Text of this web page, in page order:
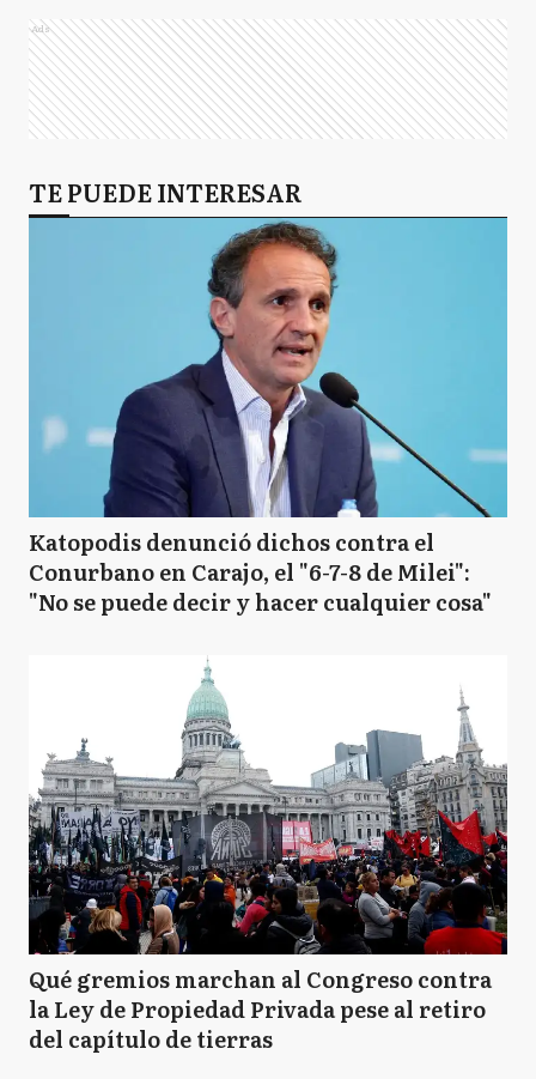
Ads
TE PUEDE INTERESAR
Katopodis denunció dichos contra el
Conurbano en Carajo, el "6-7-8 de Milei":
"No se puede decir y hacer cualquier cosa"
Qué gremios marchan al Congreso contra
la Ley de Propiedad Privada pese al retiro
del capítulo de tierras